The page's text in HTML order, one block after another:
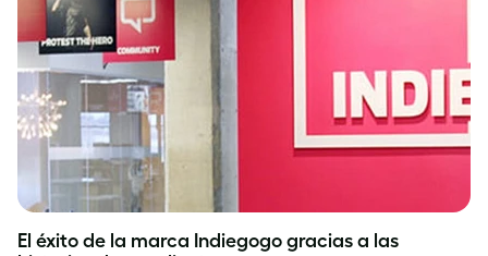
El éxito de la marca Indiegogo gracias a las